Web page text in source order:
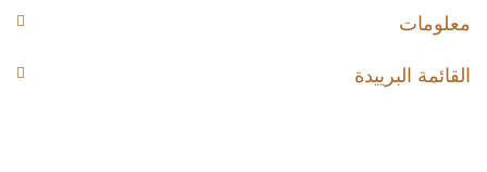
معلومات
القائمة البرييدة